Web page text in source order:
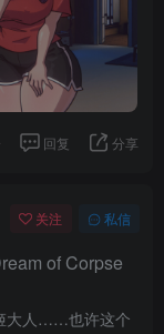
回复 分享
关注 私信
of Corpse
大人……也许这个